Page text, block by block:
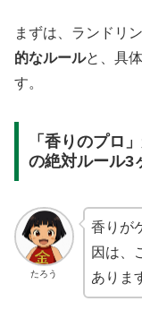
まずは、ランドリ
的なルールと、具
す。
「香りのプロ
の絶対ルール3
たろう
香りが
因は、
ありま